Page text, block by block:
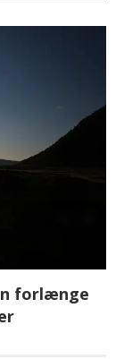
forlænge